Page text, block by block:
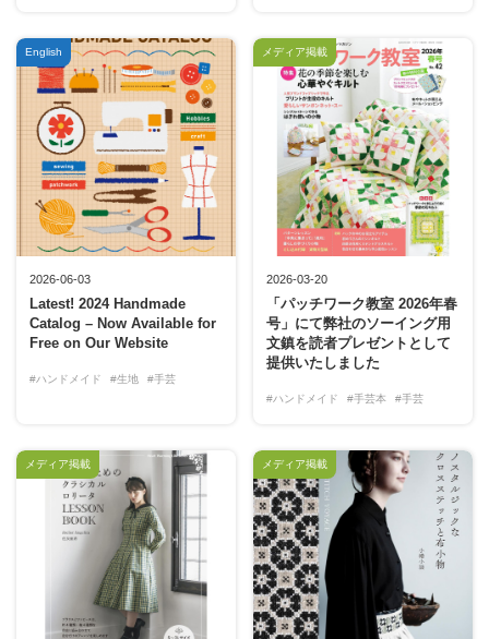
2026-06-03
Latest! 2024 Handmade
Catalog – Now Available for
Free on Our Website
#ハンドメイド #生地 #手芸
English
2026-03-20
「パッチワーク教室 2026年春
号」にて弊社のソーイング用
文鎮を読者プレゼントとして
提供いたしました
#ハンドメイド #手芸本 #手芸
メディア掲載
メディア掲載 メディア掲載